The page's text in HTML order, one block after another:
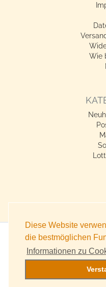
Wie
X360° Postkarten-Shop -
Online Versand für
Diese Website
die bestmöglichen
Informationen zu